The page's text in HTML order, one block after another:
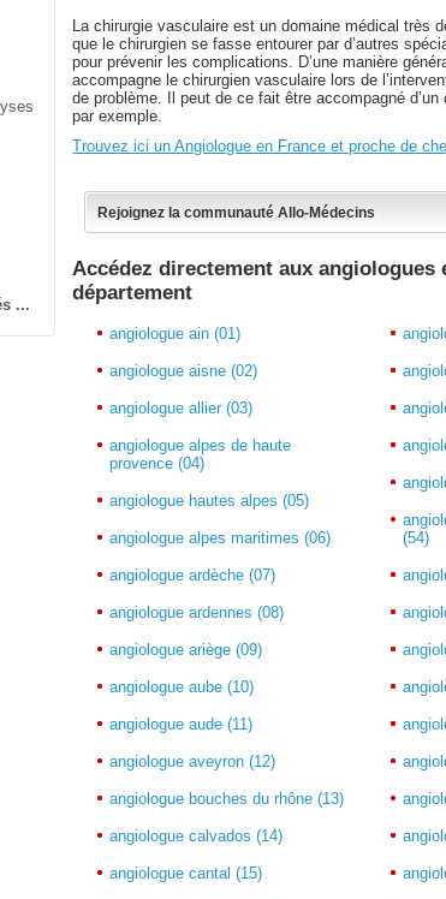
...
La chirurgie vasculaire est un domaine médical très
que le chirurgien se fasse entourer par d’autres
pour prévenir les complications. D’une manière
accompagne le chirurgien vasculaire lors de
de problème. Il peut de ce fait être accompagné d’un
par exemple.
Trouvez ici un Angiologue en France et proche de
Rejoignez la communauté Allo-Médecins
Accédez directement aux angiologues
département
angiologue ain (01)
angiologue aisne (02)
angiologue allier (03)
angiologue alpes de haute
provence (04)
angiologue hautes alpes (05)
angiologue alpes maritimes (06)
angiologue ardèche (07)
angiologue ardennes (08)
angiologue ariège (09)
angiologue aube (10)
angiologue aude (11)
angiologue aveyron (12)
angiologue bouches du rhône (13)
angiologue calvados (14)
angiologue cantal (15)
(54)